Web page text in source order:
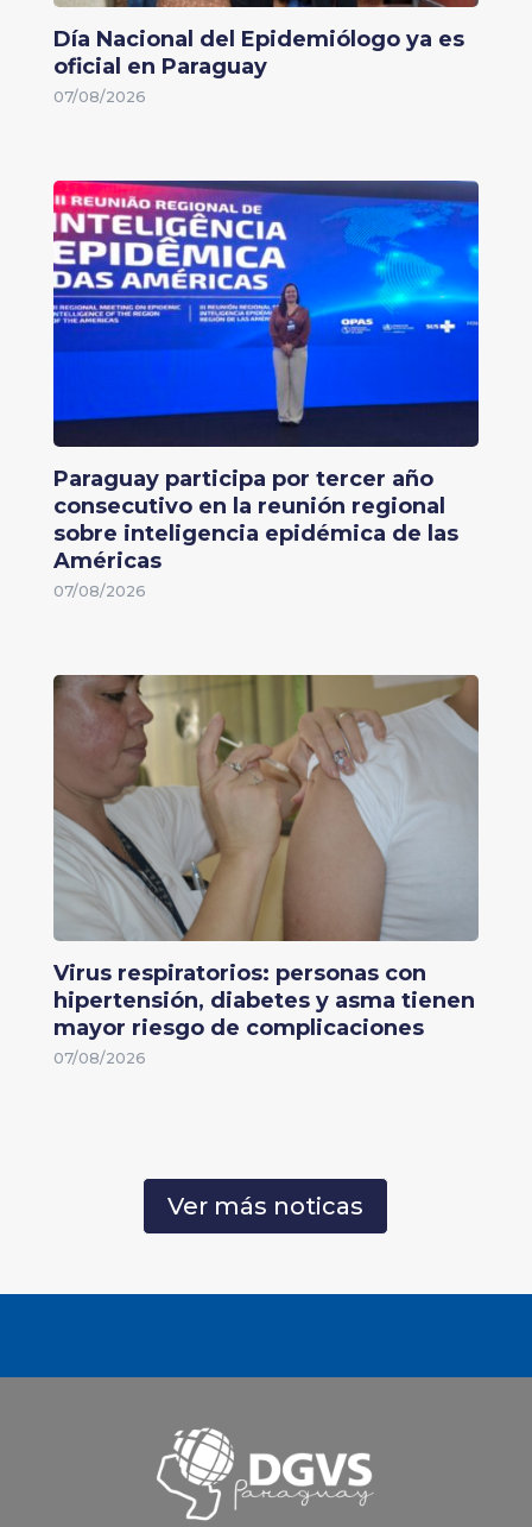
Día Nacional del Epidemiólogo ya es
oficial en Paraguay
07/08/2026
Paraguay participa por tercer año
consecutivo en la reunión regional
sobre inteligencia epidémica de las
Américas
07/08/2026
Virus respiratorios: personas con
hipertensión, diabetes y asma tienen
mayor riesgo de complicaciones
07/08/2026
Ver más noticas